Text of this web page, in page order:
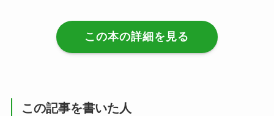
この本の詳細を見る
この記事を書いた人